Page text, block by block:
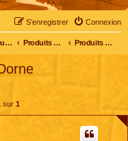
Connexion
S’enregistrer
Les Mystérieuses Cités d'Or Produits dérivés Produits dérivés divers
sur 1